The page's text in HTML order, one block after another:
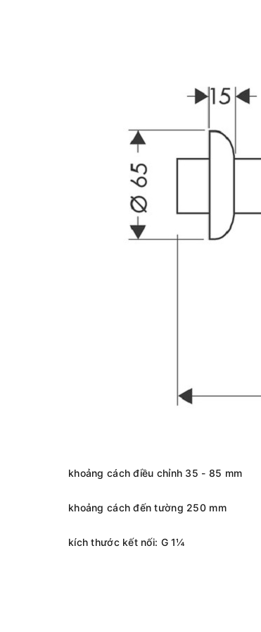
khoảng cách điều chỉnh 35 - 85 mm
khoảng cách đến tường 250 mm
kích thước kết nối: G 1¼